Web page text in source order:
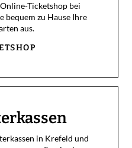
Ticketshop bei
bequem zu Hause Ihre
aus.
in Krefeld und